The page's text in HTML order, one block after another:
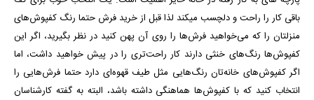
باقی کار را راحت و دلچسب می­کند لذا قبل از خرید فرش حتما رنگ کفپوش‌های
منزلتان را که می‌خواهید فرش‌ها را روی آن پهن کنید در نظر بگیرید، اگر این
کفپوش‌ها رنگ‌های خنثی دارند کار راحت‌تری را در پیش خواهید داشت، اما
اگر کفپوش‌های خانه‌تان رنگ‌هایی مثل طیف قهوه‌ای دارد حتما فرش‌هایی را
انتخاب کنید که با کفپوش‌ها هماهنگی داشته باشد، البته به گفته کارشناسان